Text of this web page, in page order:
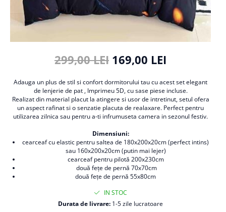
Lenjerii De Pat Volanase
Lenjerii De Pat, Finet Premium 3D,
Lenjerii De Pat Catifea
Lenjerii De Pat Cocolino
Set Lenjerie De Pat Blana
Artificiala De Iepure, 6 Piese, 2
Persoane
Lenjerii De Pat Premium Collection
Set Lenjerie De Pat, 7 Piese, Cu
Pilota / Cuvertura Inclusa
Set Lenjerie De Pat Jacquard Regal,
11 Piese, Cuvertura Inclusa
299,00 LEI 169,00 LEI
Adauga un plus de stil si confort dormitorului tau cu acest set elegant
de lenjerie de pat , Imprimeu 5D, cu sase piese incluse.
Realizat din material placut la atingere si usor de intretinut, setul ofera
un aspect rafinat si o senzatie placuta de realaxare. Perfect pentru
utilizarea zilnica sau pentru a-ti infrumuseta camera in sezonul festiv.
Dimensiuni:
cearceaf cu elastic pentru saltea de 180x200x20cm (perfect intins)
sau 160x200x20cm (putin mai lejer)
cearceaf pentru pilotă 200x230cm
două fețe de pernă 70x70cm
două fețe de pernă 55x80cm
IN STOC
Durata de livrare: 1-5 zile lucratoare